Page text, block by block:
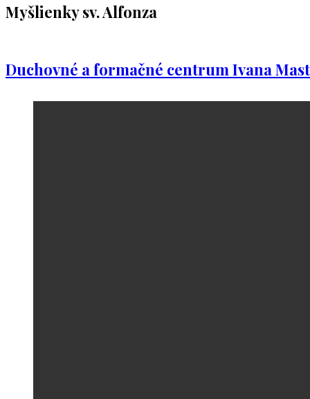
Myšlienky sv. Alfonza
Duchovné a formačné centrum Ivana